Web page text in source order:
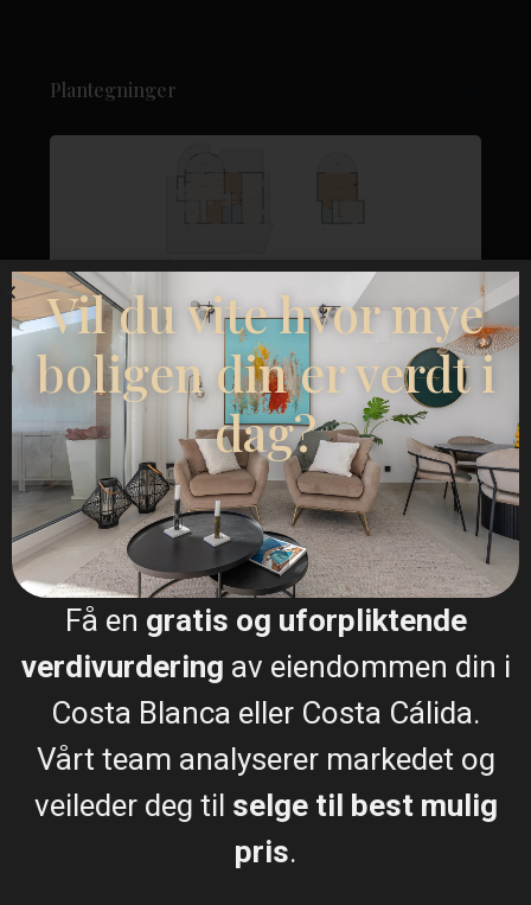
Plantegninger
Vil du vite hvor mye
boligen din er verdt i
dag?
Få en gratis og uforpliktende
verdivurdering av eiendommen din i
Costa Blanca eller Costa Cálida.
Vårt team analyserer markedet og
veileder deg til selge til best mulig
pris.